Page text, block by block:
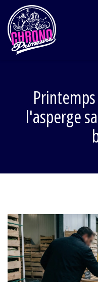
l'asperge